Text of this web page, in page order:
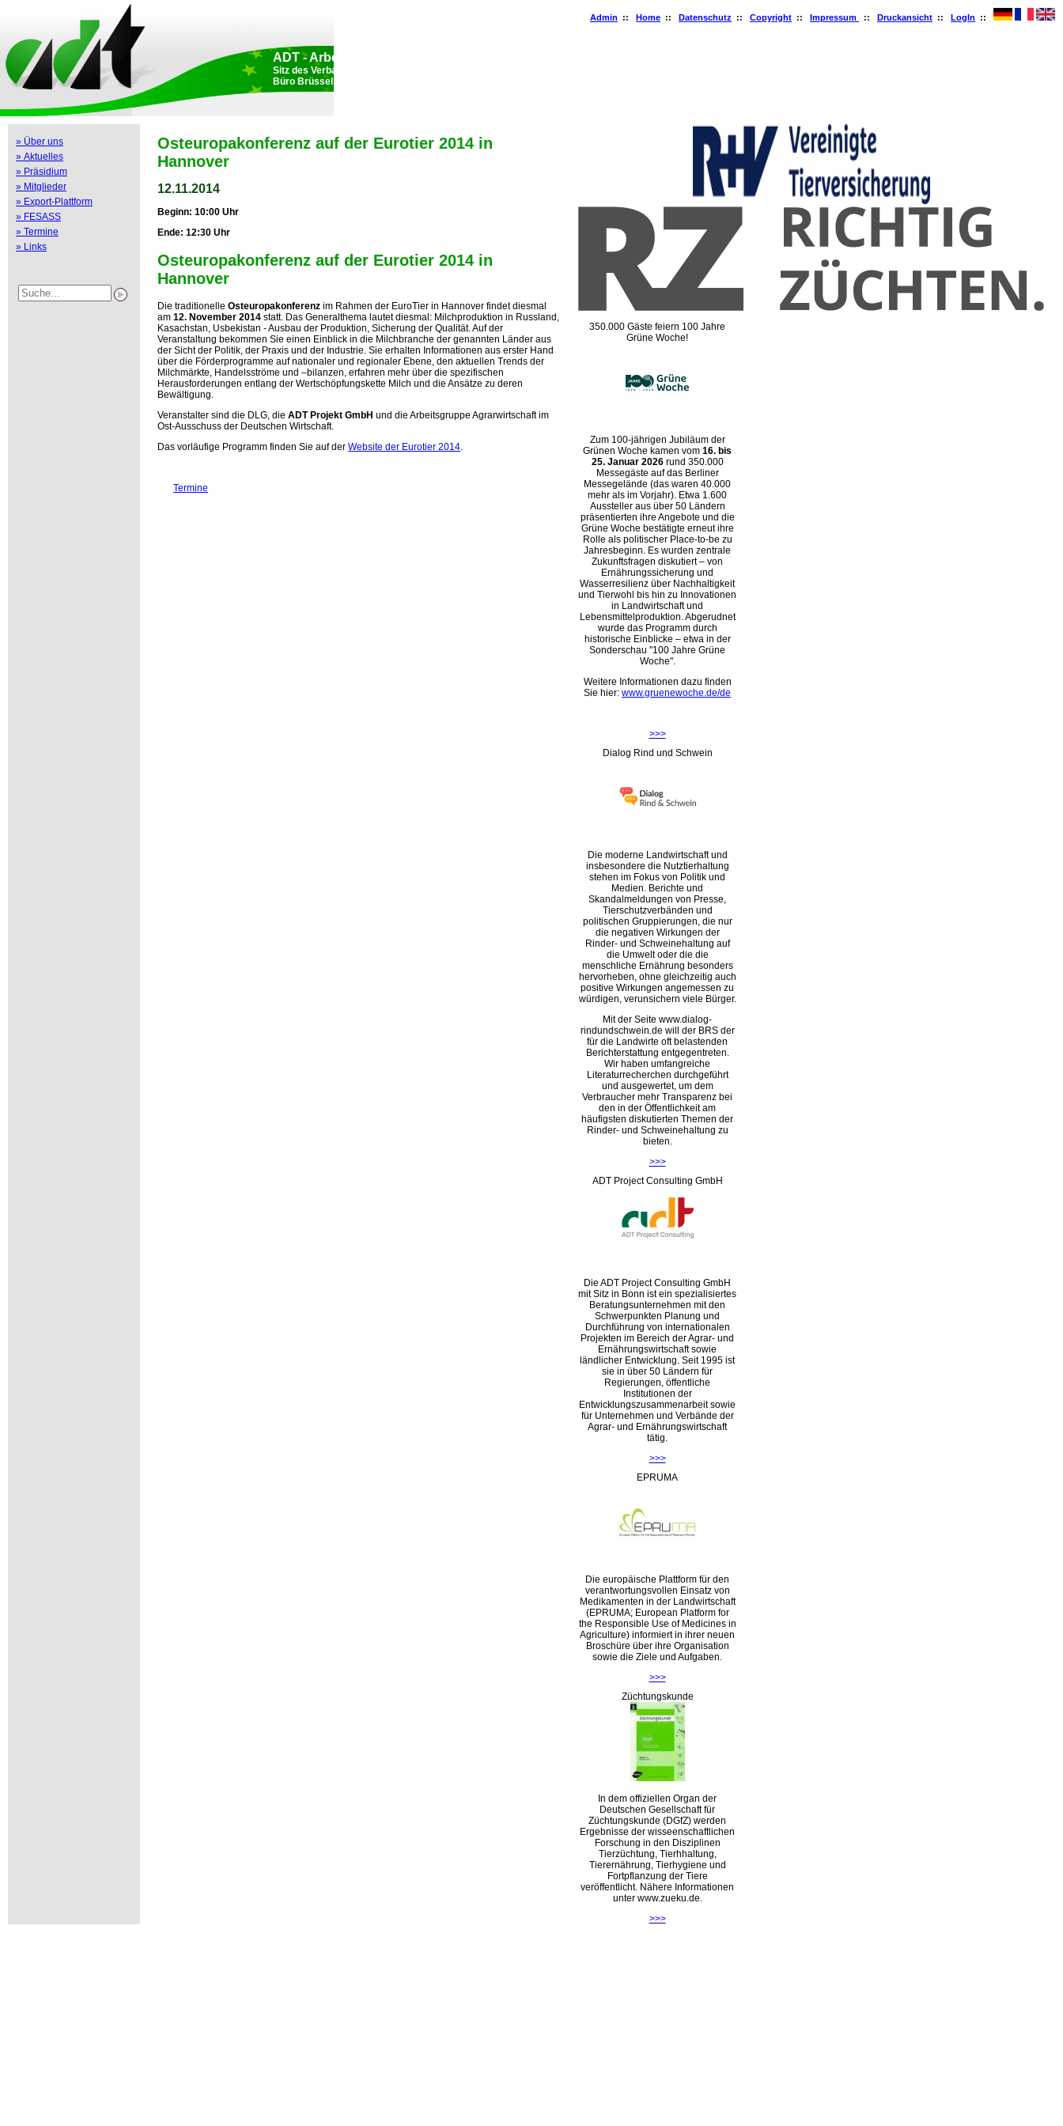
Admin :: Home :: Datenschutz :: Copyright :: Impressum :: Druckansicht :: LogIn ::
ADT - Arbeitsgemeinschaft Deutscher Tierzüchter e.V.
Sitz des Verbandes: Adenauerallee 174 • 53113 Bonn • Deutschland
Büro Brüssel: Rue du Luxembourg 47-51 • 1050 Brüssel • Belgien
» Über uns
» Aktuelles
» Präsidium
» Mitglieder
» Export-Plattform
» FESASS
» Termine
» Links
Osteuropakonferenz auf der Eurotier 2014 in
Hannover
12.11.2014
Beginn: 10:00 Uhr
Ende: 12:30 Uhr
Osteuropakonferenz auf der Eurotier 2014 in
Hannover
Die traditionelle Osteuropakonferenz im Rahmen der EuroTier in Hannover findet diesmal
am 12. November 2014 statt. Das Generalthema lautet diesmal: Milchproduktion in Russland,
Kasachstan, Usbekistan - Ausbau der Produktion, Sicherung der Qualität. Auf der
Veranstaltung bekommen Sie einen Einblick in die Milchbranche der genannten Länder aus
der Sicht der Politik, der Praxis und der Industrie. Sie erhalten Informationen aus erster Hand
über die Förderprogramme auf nationaler und regionaler Ebene, den aktuellen Trends der
Milchmärkte, Handelsströme und –bilanzen, erfahren mehr über die spezifischen
Herausforderungen entlang der Wertschöpfungskette Milch und die Ansätze zu deren
Bewältigung.
Veranstalter sind die DLG, die ADT Projekt GmbH und die Arbeitsgruppe Agrarwirtschaft im
Ost-Ausschuss der Deutschen Wirtschaft.
Das vorläufige Programm finden Sie auf der Website der Eurotier 2014.
Termine
350.000 Gäste feiern 100 Jahre
Grüne Woche!
Zum 100-jährigen Jubiläum der
Grünen Woche kamen vom 16. bis
25. Januar 2026 rund 350.000
Messegäste auf das Berliner
Messegelände (das waren 40.000
mehr als im Vorjahr). Etwa 1.600
Aussteller aus über 50 Ländern
präsentierten ihre Angebote und die
Grüne Woche bestätigte erneut ihre
Rolle als politischer Place-to-be zu
Jahresbeginn. Es wurden zentrale
Zukunftsfragen diskutiert – von
Ernährungssicherung und
Wasserresilienz über Nachhaltigkeit
und Tierwohl bis hin zu Innovationen
in Landwirtschaft und
Lebensmittelproduktion. Abgerudnet
wurde das Programm durch
historische Einblicke – etwa in der
Sonderschau
100 Jahre Grüne
Woche .
Weitere Informationen dazu finden
Sie hier: www.gruenewoche.de/de
>>>
Dialog Rind und Schwein
Die moderne Landwirtschaft und
insbesondere die Nutztierhaltung
stehen im Fokus von Politik und
Medien. Berichte und
Skandalmeldungen von Presse,
Tierschutzverbänden und
politischen Gruppierungen, die nur
die negativen Wirkungen der
Rinder- und Schweinehaltung auf
die Umwelt oder die die
menschliche Ernährung besonders
hervorheben, ohne gleichzeitig auch
positive Wirkungen angemessen zu
würdigen, verunsichern viele Bürger.
Mit der Seite www.dialog-
rindundschwein.de will der BRS der
für die Landwirte oft belastenden
Berichterstattung entgegentreten.
Wir haben umfangreiche
Literaturrecherchen durchgeführt
und ausgewertet, um dem
Verbraucher mehr Transparenz bei
den in der Öffentlichkeit am
häufigsten diskutierten Themen der
Rinder- und Schweinehaltung zu
bieten.
>>>
ADT Project Consulting GmbH
Die ADT Project Consulting GmbH
mit Sitz in Bonn ist ein spezialisiertes
Beratungsunternehmen mit den
Schwerpunkten Planung und
Durchführung von internationalen
Projekten im Bereich der Agrar- und
Ernährungswirtschaft sowie
ländlicher Entwicklung. Seit 1995 ist
sie in über 50 Ländern für
Regierungen, öffentliche
Institutionen der
Entwicklungszusammenarbeit sowie
für Unternehmen und Verbände der
Agrar- und Ernährungswirtschaft
tätig.
>>>
EPRUMA
Die europäische Plattform für den
verantwortungsvollen Einsatz von
Medikamenten in der Landwirtschaft
(EPRUMA; European Platform for
the Responsible Use of Medicines in
Agriculture) informiert in ihrer neuen
Broschüre über ihre Organisation
sowie die Ziele und Aufgaben.
>>>
Züchtungskunde
In dem offiziellen Organ der
Deutschen Gesellschaft für
Züchtungskunde (DGfZ) werden
Ergebnisse der wisseenschaftlichen
Forschung in den Disziplinen
Tierzüchtung, Tierhhaltung,
Tierernährung, Tierhygiene und
Fortpflanzung der Tiere
veröffentlicht. Nähere Informationen
unter www.zueku.de.
>>>